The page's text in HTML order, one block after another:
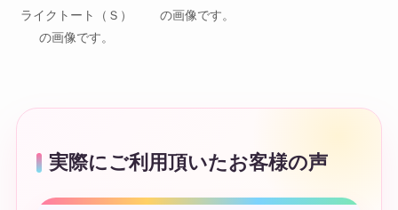
ライクトート（Ｓ）
の画像です。
の画像です。
実際にご利用頂いたお客様の声